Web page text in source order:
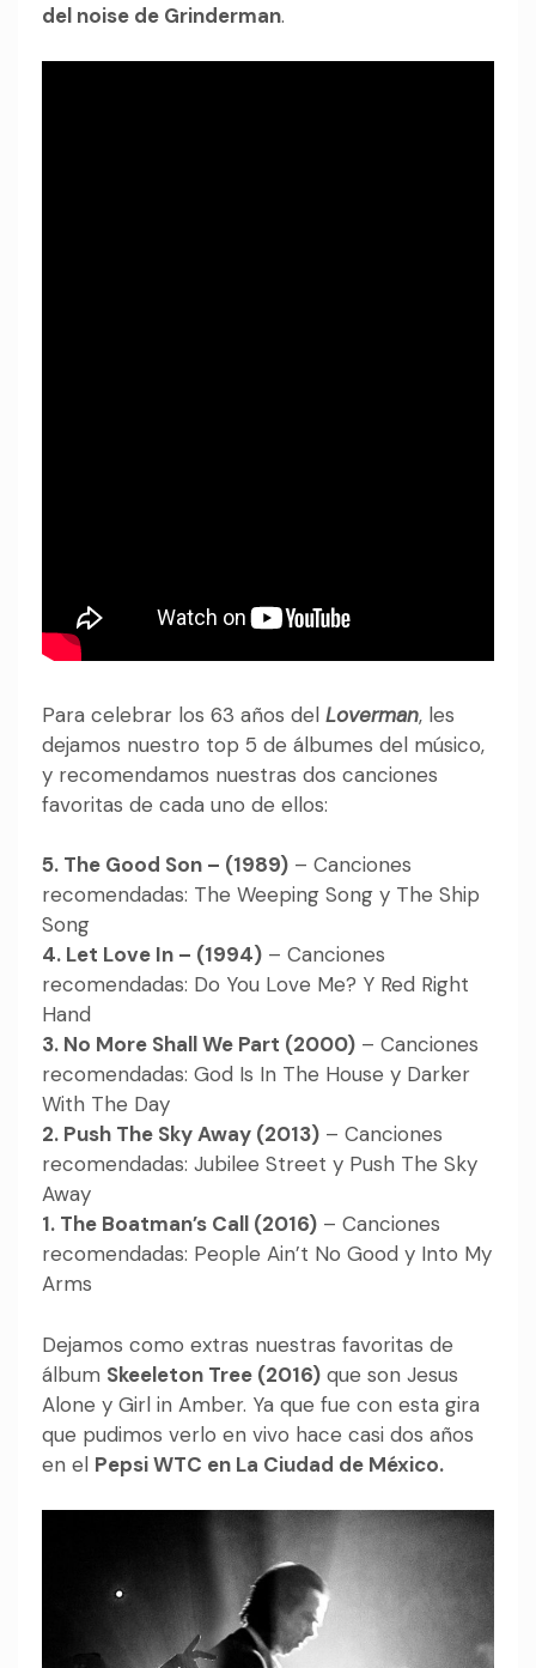
del noise de Grinderman.
Para celebrar los 63 años del Loverman, les
dejamos nuestro top 5 de álbumes del músico,
y recomendamos nuestras dos canciones
favoritas de cada uno de ellos:
5. The Good Son – (1989) – Canciones
recomendadas: The Weeping Song y The Ship
Song
4. Let Love In – (1994) – Canciones
recomendadas: Do You Love Me? Y Red Right
Hand
3. No More Shall We Part (2000) – Canciones
recomendadas: God Is In The House y Darker
With The Day
2. Push The Sky Away (2013) – Canciones
recomendadas: Jubilee Street y Push The Sky
Away
1. The Boatman’s Call (2016) – Canciones
recomendadas: People Ain’t No Good y Into My
Arms
Dejamos como extras nuestras favoritas de
álbum Skeeleton Tree (2016) que son Jesus
Alone y Girl in Amber. Ya que fue con esta gira
que pudimos verlo en vivo hace casi dos años
en el Pepsi WTC en La Ciudad de México.